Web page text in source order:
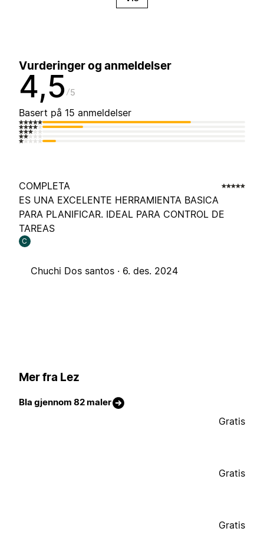
Vurderinger og anmeldelser
4,5 5
Basert på 15 anmeldelser
COMPLETA
ES UNA EXCELENTE HERRAMIENTA BASICA
PARA PLANIFICAR. IDEAL PARA CONTROL DE
TAREAS
C
Chuchi Dos santos · 6. des. 2024
Mer fra Lez
Bla gjennom 82 maler
Gratis
Gratis
Gratis